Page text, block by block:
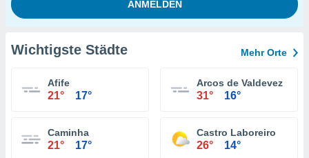
Wichtigste Städte Mehr Orte
Afife
21° 17°
Arcos de Valdevez
31° 16°
Caminha
21° 17°
Castro Laboreiro
26° 14°